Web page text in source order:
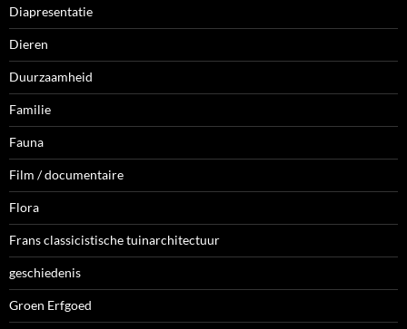
Diapresentatie
Dieren
Duurzaamheid
Familie
Fauna
Film / documentaire
Flora
Frans classicistische tuinarchitectuur
geschiedenis
Groen Erfgoed